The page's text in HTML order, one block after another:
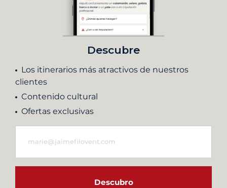
Descubre
Los itinerarios más atractivos de nuestros
clientes
Contenido cultural
Ofertas exclusivas
Descubro